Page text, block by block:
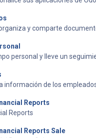
y comparte
personal y lleve un
información de los
Reports
Reports
Reports Sale